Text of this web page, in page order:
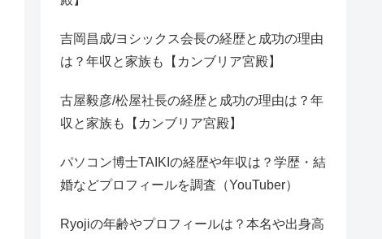
吉岡昌成/ヨシックス会長の経歴と成功の理由
は？年収と家族も【カンブリア宮殿】
古屋毅彦/松屋社長の経歴と成功の理由は？年
収と家族も【カンブリア宮殿】
パソコン博士TAIKIの経歴や年収は？学歴・結
婚などプロフィールを調査（YouTuber）
Ryojiの年齢やプロフィールは？本名や出身高